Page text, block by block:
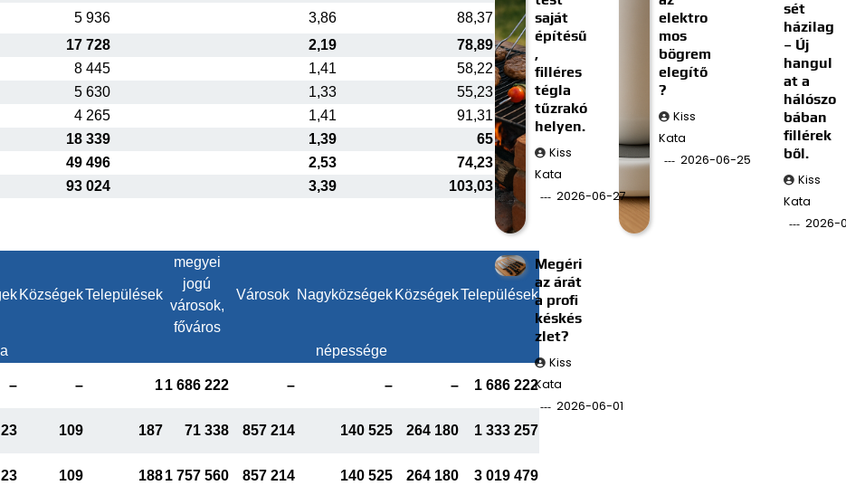
5 936 3,86
88,37
17 728 2,19
78,89
8 445 1,41
58,22
5 630 1,33
55,23
4 265 1,41
91,31
18 339 1,39
65
49 496 2,53
74,23
93 024 3,39 103,03
KözségekTelepülések
megyei
jogú
városok,
főváros
Városok Nagyközségek KözségekTelepülések
népessége
– – 11 686 222 – – – 1 686 222
23 109 187 71 338 857 214 140 525 264 180 1 333 257
23 109 1881 757 560 857 214 140 525 264 180 3 019 479
saját
építésű
,
filléres
tégla
tűzrakó
helyen.
Kiss
Kata
2026-06-27
elektro
mos
bögrem
elegítő
?
Kiss
Kata
2026-06-25
sét
házilag
– Új
hangul
at a
hálószo
bában
fillérek
ből.
Kiss
Kata
2026-
Megéri
az árát
a profi
késkés
zlet?
Kiss
Kata
2026-06-01